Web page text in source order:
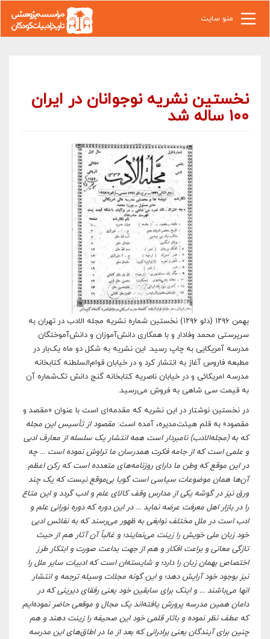
منو سایت
نخستین نشریه نوجوانان در ایران
۱۰۰ ساله شد
بهمن ۱۲۹۶ (دلو ۱۲۹۶) نخستین شماره نشریه مجله الادب در تهران به
سرپرستی محمد وفادار و با همکاری دانش‌آموزان و دانش‌آموختگان
مدرسه آمریکایی به چاپ رسید. این نشریه به شکل دو ماه یک‌بار در
مطبعه فاروس آغاز به انتشار کرد و در خیابان قوام‌السلطنه کتابخانه
مدرسه امریکائی و در خیابان ناصریه کتابخانه گنج دانش تک‌شماره آن
به قیمت سی شاهی به فروش می‌رسید.
در نخستین نوشتار در این نشریه که مقدمه‌ای است با عنوان «مقصد و
مقصود» به قلم هیئت‌مدیره، آمده است: مقصود از تأسیس این مجله
که به (مجلهالادب) نامبردار است همه انتشار یک سلسله از معارف ادبی
و علمی است که از جامه فکرت همدرسان ما تراوش نموده است ... چه
در این موقع که وطن ما دارای روزنامه‌های متعدده است که رکن اعظم
آن‌ها همان موضوعات سیاسی است گویا بیموقع نیست که یک چند
ورق نیز در گوشه یکی از مدارس وقف کالای علم و ادب گردد و این متاع
را در بازار اهل معرفت عرضه نماید ... در این دوره که دوره نورانی علم و
ادب است در ملل مختلف نوابغی به ظهور میرسند که به نفائس ادبی
خود زبان ملی خویش را زینت مینمایند؛ و غالباً آن آثار هم از حیث
تازگی معانی و براعت افکار و هم از جهت بداعت صورت و ابتکار طرز
اختصاص بهمان زبان را دارد؛ و شایستهان است که ادبیات سایر ملل را
نیز بوجود خود آرایش دهد؛ و این گونه مجلات وسیله ترجمه و انتشار
انها میباشند ... و اینک برای سابقین خود یعنی رفقای دیرینی که در
دامان همین مدرسه پرورش یافتهاند یک مجال و موقعی حاضر نمودهایم
که عطف نظر نموده و باثار قلمی خود این صحیفه را زینت دهند و هم
چنین برای آیندگان یعنی برادرانی که بعد از ما در اطاقهای این مدرسه